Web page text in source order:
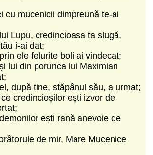
cu mucenicii dimpreună te-ai
Lupu, credincioasa ta slugă,
i-ai dat;
ele felurite boli ai vindecat;
lui din porunca lui Maximian
după tine, stăpânul său, a urmat;
credincioșilor ești izvor de
ești rană anevoie de
de mir, Mare Mucenice